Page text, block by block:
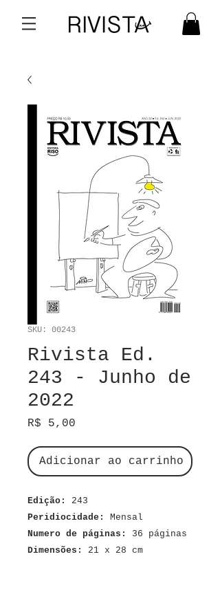
SKU: 00243
Rivista Ed.
243 - Junho de
2022
R$ 5,00
Adicionar ao carrinho
Edição:
243
Peridiocidade:
Mensal
Numero de páginas:
36 páginas
Dimensões:
21 x 28 cm